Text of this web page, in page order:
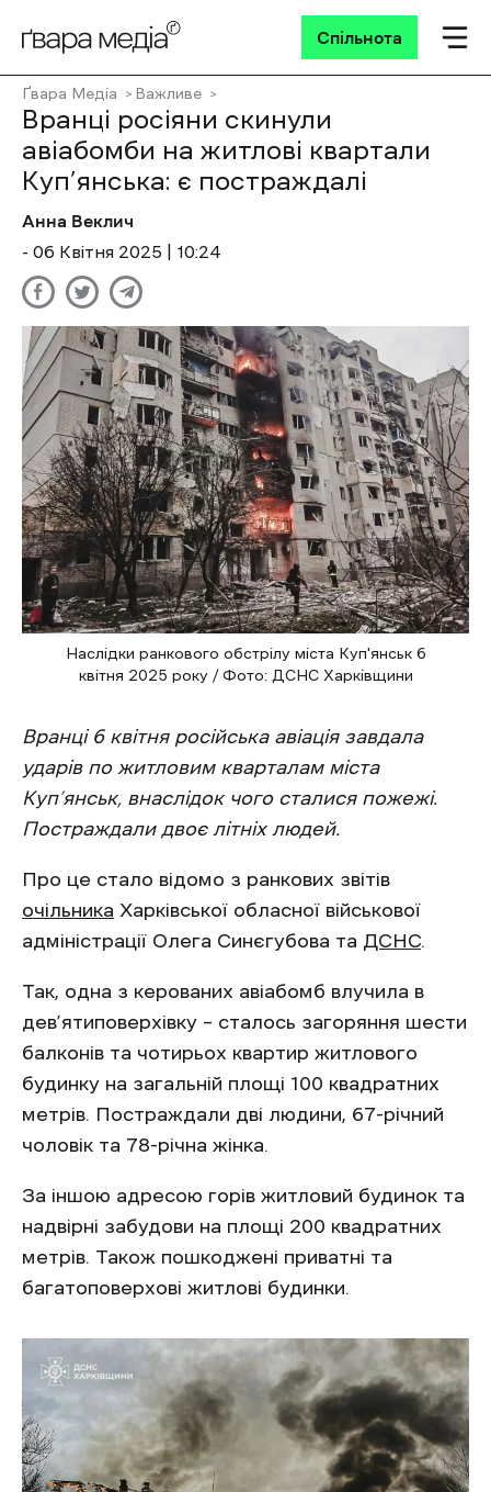
Спільнота
Ґвара Медіа Важливе
Вранці росіяни скинули
авіабомби на житлові квартали
Куп’янська: є постраждалі
Анна Веклич
- 06 Квітня 2025 | 10:24
Наслідки ранкового обстрілу міста Куп'янськ 6
квітня 2025 року / Фото: ДСНС Харківщини
Вранці 6 квітня російська авіація завдала
ударів по житловим кварталам міста
Куп’янськ, внаслідок чого сталися пожежі.
Постраждали двоє літніх людей.
Про це стало відомо з ранкових звітів
очільника Харківської обласної військової
адміністрації Олега Синєгубова та ДСНС.
Так, одна з керованих авіабомб влучила в
дев’ятиповерхівку – сталось загоряння шести
балконів та чотирьох квартир житлового
будинку на загальній площі 100 квадратних
метрів. Постраждали дві людини, 67-річний
чоловік та 78-річна жінка.
За іншою адресою горів житловий будинок та
надвірні забудови на площі 200 квадратних
метрів. Також пошкоджені приватні та
багатоповерхові житлові будинки.